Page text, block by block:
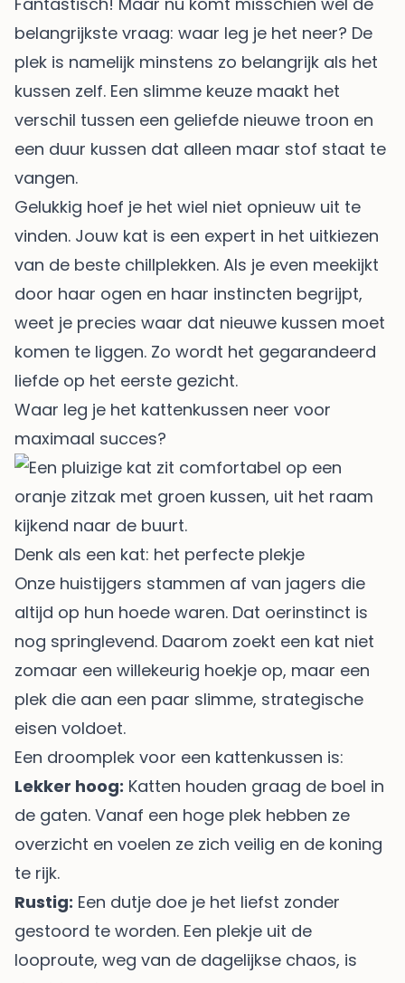
belangrijkste vraag: waar leg je het neer? De
plek is namelijk minstens zo belangrijk als het
kussen zelf. Een slimme keuze maakt het
verschil tussen een geliefde nieuwe troon en
een duur kussen dat alleen maar stof staat te
vangen.
Gelukkig hoef je het wiel niet opnieuw uit te
vinden. Jouw kat is een expert in het uitkiezen
van de beste chillplekken. Als je even meekijkt
door haar ogen en haar instincten begrijpt,
weet je precies waar dat nieuwe kussen moet
komen te liggen. Zo wordt het gegarandeerd
liefde op het eerste gezicht.
Waar leg je het kattenkussen neer voor
maximaal succes?
Denk als een kat: het perfecte plekje
Onze huistijgers stammen af van jagers die
altijd op hun hoede waren. Dat oerinstinct is
nog springlevend. Daarom zoekt een kat niet
zomaar een willekeurig hoekje op, maar een
plek die aan een paar slimme, strategische
eisen voldoet.
Een droomplek voor een kattenkussen is:
Lekker hoog: Katten houden graag de boel in
de gaten. Vanaf een hoge plek hebben ze
overzicht en voelen ze zich veilig en de koning
te rijk.
Rustig: Een dutje doe je het liefst zonder
gestoord te worden. Een plekje uit de
looproute, weg van de dagelijkse chaos, is